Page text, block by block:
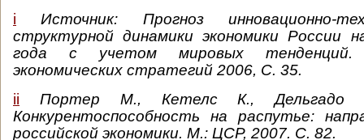
i
Источник: Прогноз инновационно-
структурной динамики экономики России
года с учетом мировых
экономических стратегий 2006, С. 35.
ii
Портер М., Кетелс К., Дельгадо
Конкурентоспособность на распутье:
российской экономики. М.: ЦСР, 2007. С. 82.